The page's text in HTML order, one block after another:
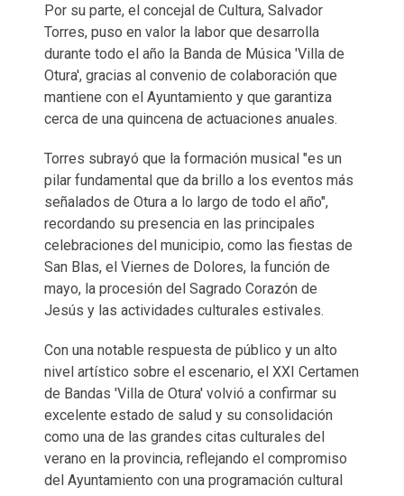
Por su parte, el concejal de Cultura, Salvador
Torres, puso en valor la labor que desarrolla
durante todo el año la Banda de Música 'Villa de
Otura', gracias al convenio de colaboración que
mantiene con el Ayuntamiento y que garantiza
cerca de una quincena de actuaciones anuales.
Torres subrayó que la formación musical "es un
pilar fundamental que da brillo a los eventos más
señalados de Otura a lo largo de todo el año",
recordando su presencia en las principales
celebraciones del municipio, como las fiestas de
San Blas, el Viernes de Dolores, la función de
mayo, la procesión del Sagrado Corazón de
Jesús y las actividades culturales estivales.
Con una notable respuesta de público y un alto
nivel artístico sobre el escenario, el XXI Certamen
de Bandas 'Villa de Otura' volvió a confirmar su
excelente estado de salud y su consolidación
como una de las grandes citas culturales del
verano en la provincia, reflejando el compromiso
del Ayuntamiento con una programación cultural